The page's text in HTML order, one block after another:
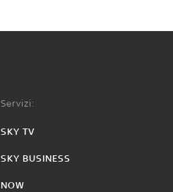
Servizi:
SKY TV
SKY BUSINESS
NOW